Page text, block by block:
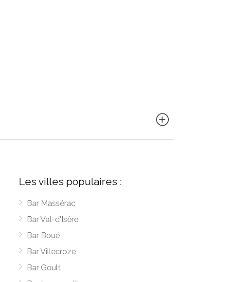
Les villes populaires :
Bar Massérac
Bar Val-d'Isère
Bar Boué
Bar Villecroze
Bar Goult